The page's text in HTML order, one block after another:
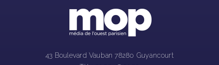
43 Boulevard Vauban 78280 Guyancourt